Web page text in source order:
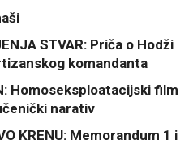
STVAR: Priča o Hodži
komandanta
Homoseksploatacijski film
narativ
KRENU: Memorandum 1 i